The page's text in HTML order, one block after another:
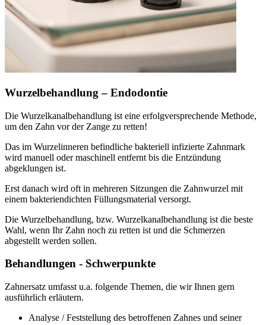
Wurzelbehandlung – Endodontie
Die Wurzelkanalbehandlung ist eine erfolgversprechende Methode,
um den Zahn vor der Zange zu retten!
Das im Wurzelinneren befindliche bakteriell infizierte Zahnmark
wird manuell oder maschinell entfernt bis die Entzündung
abgeklungen ist.
Erst danach wird oft in mehreren Sitzungen die Zahnwurzel mit
einem bakteriendichten Füllungsmaterial versorgt.
Die Wurzelbehandlung, bzw. Wurzelkanalbehandlung ist die beste
Wahl, wenn Ihr Zahn noch zu retten ist und die Schmerzen
abgestellt werden sollen.
Behandlungen - Schwerpunkte
Zahnersatz umfasst u.a. folgende Themen, die wir Ihnen gern
ausführlich erläutern.
Analyse / Feststellung des betroffenen Zahnes und seiner